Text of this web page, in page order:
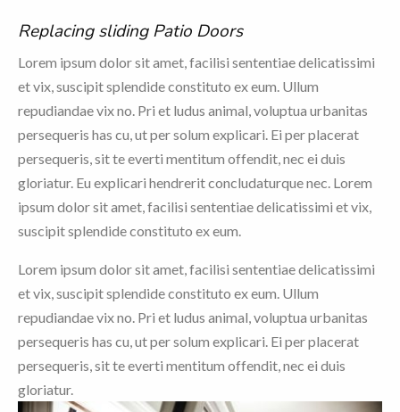
Replacing sliding Patio Doors
Lorem ipsum dolor sit amet, facilisi sententiae delicatissimi
et vix, suscipit splendide constituto ex eum. Ullum
repudiandae vix no. Pri et ludus animal, voluptua urbanitas
persequeris has cu, ut per solum explicari. Ei per placerat
persequeris, sit te everti mentitum offendit, nec ei duis
gloriatur. Eu explicari hendrerit concludaturque nec. Lorem
ipsum dolor sit amet, facilisi sententiae delicatissimi et vix,
suscipit splendide constituto ex eum.
Lorem ipsum dolor sit amet, facilisi sententiae delicatissimi
et vix, suscipit splendide constituto ex eum. Ullum
repudiandae vix no. Pri et ludus animal, voluptua urbanitas
persequeris has cu, ut per solum explicari. Ei per placerat
persequeris, sit te everti mentitum offendit, nec ei duis
gloriatur.